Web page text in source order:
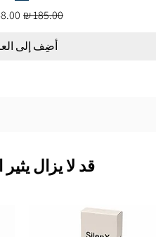
سعر عاديسعر
أضِف إلى
قد لا يزال